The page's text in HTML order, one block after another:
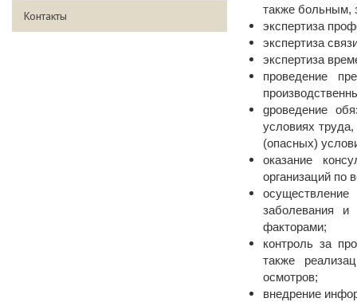
Контакты
также больным,
экспертиза
экспертиза
экспертиза
проведение
gроведение
условиях
(опасных)
оказание
организаций по
заболевания и
факторами;
контроль за
также
осмотров;
внедрение